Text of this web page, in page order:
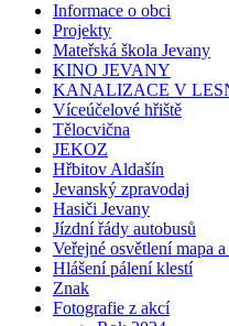
Informace o obci
Projekty
Mateřská škola Jevany
KINO JEVANY
KANALIZACE V
Víceúčelové hřiště
Tělocvična
JEKOZ
Hřbitov Aldašín
Jevanský zpravodaj
Hasiči Jevany
Jízdní řády autobusů
Veřejné osvětlení mapa
Hlášení pálení klestí
Znak
Fotografie z akcí